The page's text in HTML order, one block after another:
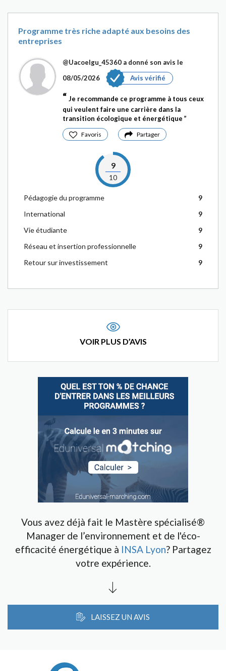
Programme très riche adapté aux besoins des
entreprises
@Uacoelgu_45360 a donné son avis le
08/05/2026
Avis vérifié
Je recommande ce programme à tous ceux
qui veulent faire une carrière dans la
transition écologique et énergétique
Favoris Partager
9
10
Pédagogie du programme
9
International
9
Vie étudiante
9
Réseau et insertion professionnelle
9
Retour sur investissement
9
VOIR PLUS D’AVIS
Vous avez déjà fait le Mastère spécialisé®
Manager de l’environnement et de l'éco-
efficacité énergétique à INSA Lyon? Partagez
votre expérience.
LAISSEZ UN AVIS